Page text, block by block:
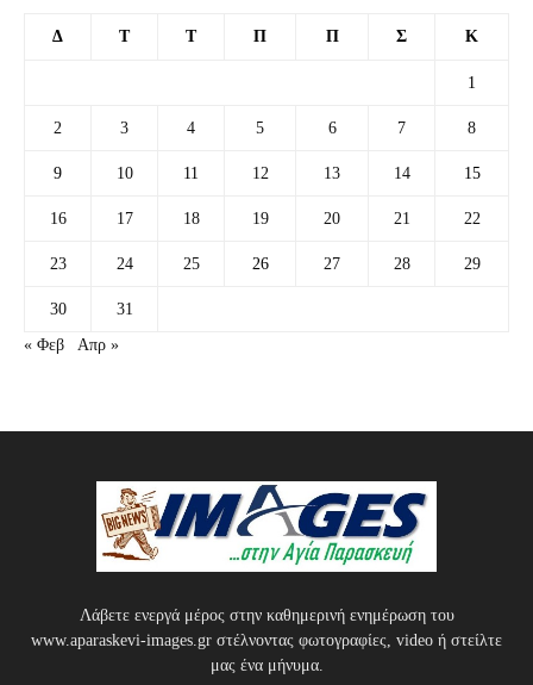
Δ Τ Τ Π Π Σ Κ
1
2 3 4 5 6 7 8
9 10 11 12 13 14 15
16 17 18 19 20 21 22
23 24 25 26 27 28 29
30
31
« Φεβ
Απρ »
Λάβετε ενεργά μέρος στην καθημερινή ενημέρωση του
www.aparaskevi-images.gr στέλνοντας φωτογραφίες, video ή στείλτε
μας ένα μήνυμα.